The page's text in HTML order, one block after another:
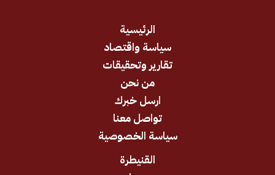
سياسة واقتصاد
تقارير وتحقيقات
ارسل خبرك
تواصل معنا
سياسة الخصوصية